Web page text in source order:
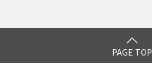
PAGE TOP